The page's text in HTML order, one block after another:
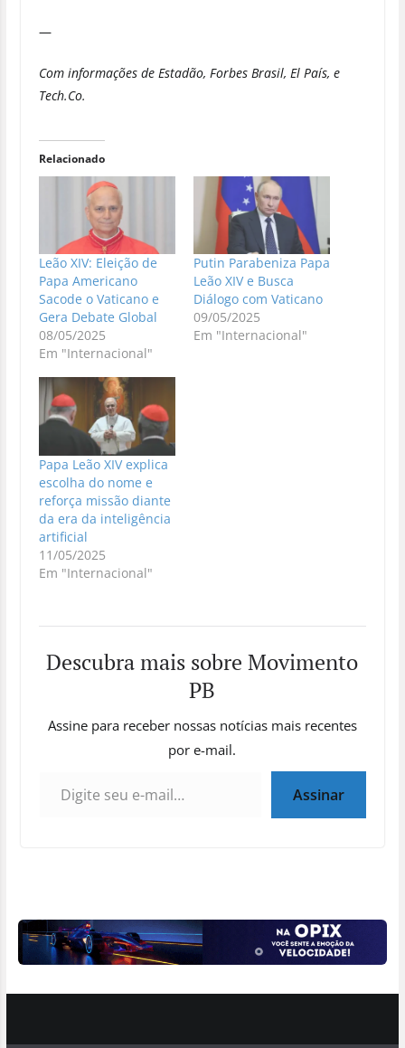
—
Com informações de Estadão, Forbes Brasil, El País, e
Tech.Co.
Relacionado
Leão XIV: Eleição de
Papa Americano
Sacode o Vaticano e
Gera Debate Global
08/05/2025
Em "Internacional"
Putin Parabeniza Papa
Leão XIV e Busca
Diálogo com Vaticano
09/05/2025
Em "Internacional"
Papa Leão XIV explica
escolha do nome e
reforça missão diante
da era da inteligência
artificial
11/05/2025
Em "Internacional"
Descubra mais sobre Movimento
PB
Assine para receber nossas notícias mais recentes
por e-mail.
Assinar